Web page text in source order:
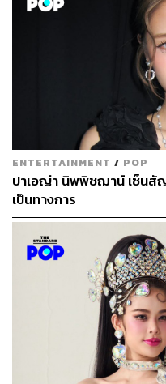
ความรู้สึกตอนฟังเดโม
แชมพู:ตอนนั้นก็รู้สึกว่าเพ
ไม่เคยทำมาก่อน แล้วส่วน
ปกติจะฟังเพลงจาก 48
สไตล์เกาหลีก็รู้สึกชอบเลย
สัมผัส พอหลังจากได้ฟังเด
ต้องไปเรียนรู้เพิ่มเติม เพื่อ
ตอนฟังครั้งแรกคื
แต่ทำนองมันวนอยู่ในหัวทั้
ENTERTAINMENT / POP
ปาเอญ่า นิพพิชฌาน์ เซ็นสั
เป็นทางการ